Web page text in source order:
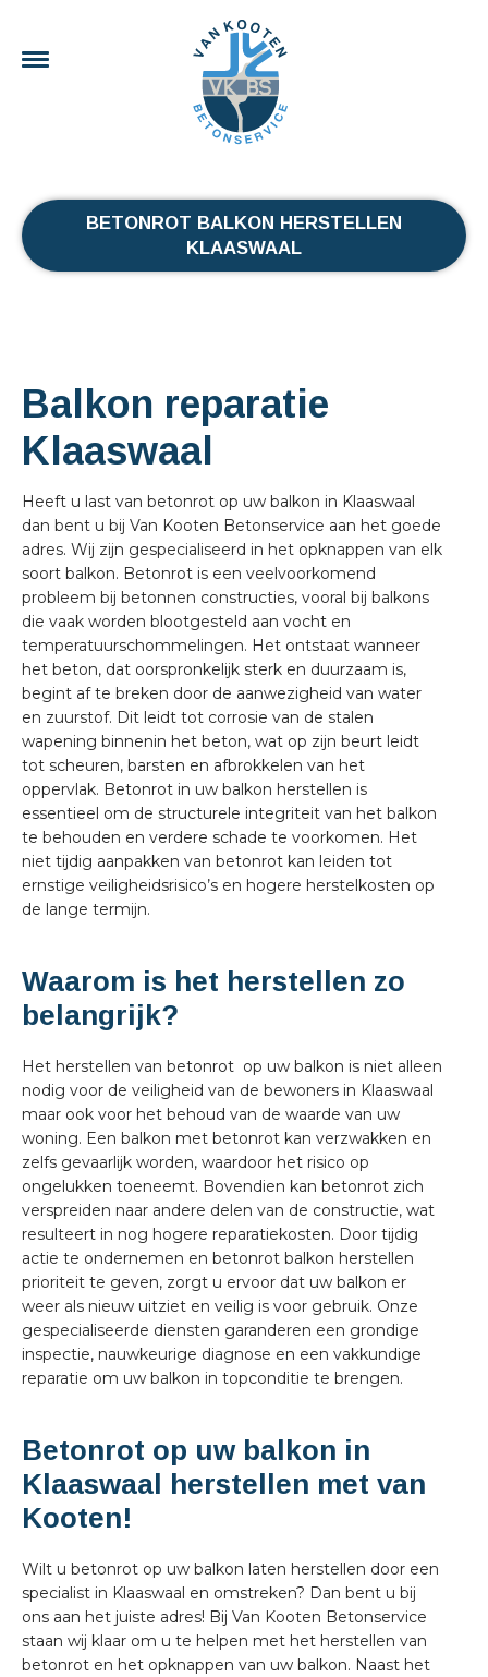
BETONROT BALKON HERSTELLEN
KLAASWAAL
Balkon reparatie
Klaaswaal
Heeft u last van betonrot op uw balkon in Klaaswaal
dan bent u bij Van Kooten Betonservice aan het goede
adres. Wij zijn gespecialiseerd in het opknappen van elk
soort balkon. Betonrot is een veelvoorkomend
probleem bij betonnen constructies, vooral bij balkons
die vaak worden blootgesteld aan vocht en
temperatuurschommelingen. Het ontstaat wanneer
het beton, dat oorspronkelijk sterk en duurzaam is,
begint af te breken door de aanwezigheid van water
en zuurstof. Dit leidt tot corrosie van de stalen
wapening binnenin het beton, wat op zijn beurt leidt
tot scheuren, barsten en afbrokkelen van het
oppervlak. Betonrot in uw balkon herstellen is
essentieel om de structurele integriteit van het balkon
te behouden en verdere schade te voorkomen. Het
niet tijdig aanpakken van betonrot kan leiden tot
ernstige veiligheidsrisico’s en hogere herstelkosten op
de lange termijn.
Waarom is het herstellen zo
belangrijk?
Het herstellen van betonrot op uw balkon is niet alleen
nodig voor de veiligheid van de bewoners in Klaaswaal
maar ook voor het behoud van de waarde van uw
woning. Een balkon met betonrot kan verzwakken en
zelfs gevaarlijk worden, waardoor het risico op
ongelukken toeneemt. Bovendien kan betonrot zich
verspreiden naar andere delen van de constructie, wat
resulteert in nog hogere reparatiekosten. Door tijdig
actie te ondernemen en betonrot balkon herstellen
prioriteit te geven, zorgt u ervoor dat uw balkon er
weer als nieuw uitziet en veilig is voor gebruik. Onze
gespecialiseerde diensten garanderen een grondige
inspectie, nauwkeurige diagnose en een vakkundige
reparatie om uw balkon in topconditie te brengen.
Betonrot op uw balkon in
Klaaswaal herstellen met van
Kooten!
Wilt u betonrot op uw balkon laten herstellen door een
specialist in Klaaswaal en omstreken? Dan bent u bij
ons aan het juiste adres! Bij Van Kooten Betonservice
staan wij klaar om u te helpen met het herstellen van
betonrot en het opknappen van uw balkon. Naast het